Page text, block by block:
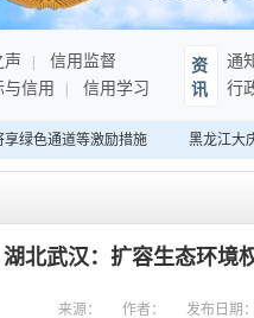
声
信用监督
信用 信用学习
资
讯
通
行
绿色通道等激励措施 黑龙江大
湖北武汉：扩容生态环境
来源： 作者： 发布日期